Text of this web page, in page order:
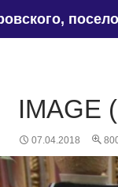
IMAGE
07.04.2018